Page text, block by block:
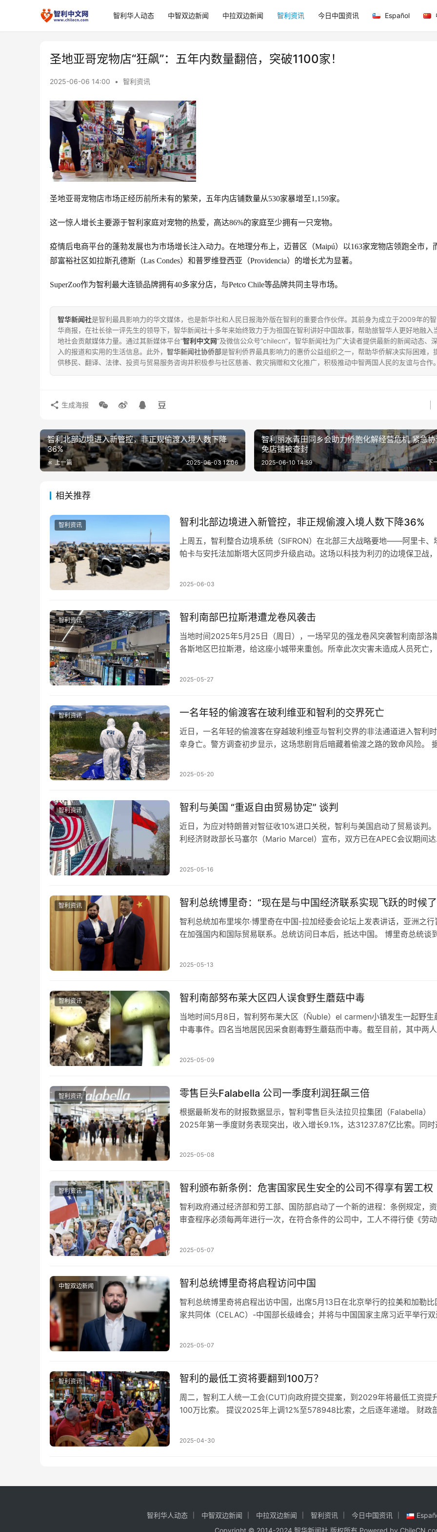
智利华人动态 中智双边新闻 中拉双边新闻 智利资讯 今日中国资讯 Español
圣地亚哥宠物店“狂飙”：五年内数量翻倍，突破1100家！
2025-06-06 14:00 • 智利资讯
圣地亚哥宠物店市场正经历前所未有的繁荣，五年内店铺数量从530家暴增至1,159家。
这一惊人增长主要源于智利家庭对宠物的热爱，高达86%的家庭至少拥有一只宠物。
疫情后电商平台的蓬勃发展也为市场增长注入动力。在地理分布上， 迈普区（Maipú） 以163家宠物店领跑全市，
部富裕社区如拉斯孔德斯 （Las Condes） 和普罗维登西亚 （Providencia） 的增长尤为显著。
SuperZoo作为智利最大连锁品牌拥有40多家分店，与Petco Chile等品牌共同主导市场。
智华新闻社是智利最具影响力的华文媒体，也是新华社和人民日报海外版在智利的重要合作伙伴。其前身为成立于2009年的智
华商报，在社长徐一评先生的领导下，智华新闻社十多年来始终致力于为祖国在智利讲好中国故事，帮助旅智华人更好地融入
地社会贡献媒体力量。通过其新媒体平台“智利中文网”及微信公众号“chilecn”，智华新闻社为广大读者提供最新的新闻动态、深
入的报道和实用的生活信息。此外， 智华新闻社协侨部是智利侨界最具影响力的惠侨公益组织之一，帮助华侨解决实际困难，
供移民、翻译、法律、投资与贸易服务咨询并积极参与社区慈善、救灾捐赠和文化推广，积极推动中智两国人民的友谊与合作。
生成海报
智利北部边境进入新管控，非正规偷渡入境人数下降
36%
上一篇 2025-06-03 12:06
智利丽水青田同乡会助力侨胞化解经营危机 紧急
免店铺被查封
下
2025-06-10 14:59
相关推荐
智利资讯 智利北部边境进入新管控，非正规偷渡入境人数下降36%
上周五，智利整合边境系统（SIFRON）在北部三大战略要地——阿里卡、
帕卡与安托法加斯塔大区同步升级启动。这场以科技为利刃的边境保卫战，
2025-06-03
智利资讯 智利南部巴拉斯港遭龙卷风袭击
当地时间2025年5月25日（周日），一场罕见的强龙卷风突袭智利南部洛
各斯地区巴拉斯港，给这座小城带来重创。所幸此次灾害未造成人员死亡，
2025-05-27
智利资讯 一名年轻的偷渡客在玻利维亚和智利的交界死亡
近日，一名年轻的偷渡客在穿越玻利维亚与智利交界的非法通道进入智利
幸身亡。警方调查初步显示，这场悲剧背后暗藏着偷渡之路的致命风险。
2025-05-20
智利资讯 智利与美国 “重返自由贸易协定” 谈判
近日，为应对特朗普对智征收10%进口关税，智利与美国启动了贸易谈判
利经济财政部长马塞尔（Mario Marcel）宣布，双方已在APEC会议期间达
2025-05-16
智利资讯 智利总统博里奇：“现在是与中国经济联系实现飞跃的时候了
智利总统加布里埃尔·博里奇在中国-拉加经委会论坛上发表讲话，亚洲之行
在加强国内和国际贸易联系。总统访问日本后，抵达中国。 博里奇总统谈
2025-05-13
智利资讯 智利南部努布莱大区四人误食野生蘑菇中毒
当地时间5月8日，智利努布莱大区（Ñuble）el carmen小镇发生一起野生
中毒事件。四名当地居民因采食剧毒野生蘑菇而中毒。截至目前，其中两人
2025-05-09
智利资讯 零售巨头Falabella 公司一季度利润狂飙三倍
根据最新发布的财报数据显示，智利零售巨头法拉贝拉集团（Falabella）
2025年第一季度财务表现突出，收入增长9.1%，达31237.87亿比索。同时
2025-05-08
智利资讯 智利颁布新条例：危害国家民生安全的公司不得享有罢工权
智利政府通过经济部和劳工部、国防部启动了一个新的进程：条例规定，
审查程序必须每两年进行一次，在符合条件的公司中，工人不得行使《劳动
2025-05-07
中智双边新闻 智利总统博里奇将启程访问中国
智利总统博里奇将启程出访中国，出席5月13日在北京举行的拉美和加勒比
家共同体（CELAC）-中国部长级峰会；并将与中国国家主席习近平举行双
2025-05-07
智利资讯 智利的最低工资将要翻到100万？
周二，智利工人统一工会(CUT)向政府提交提案，到2029年将最低工资提
100万比索。 提议2025年上调12%至578948比索，之后逐年递增。 财政
2025-04-30
智利华人动态 中智双边新闻 中拉双边新闻 智利资讯 今日中国资讯
Copyright © 2014-2024 智华新闻社 版权所有 Powered by